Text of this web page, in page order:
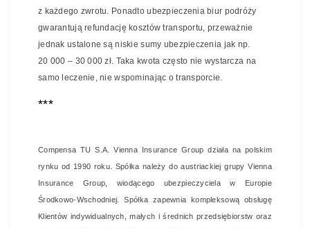
z każdego zwrotu. Ponadto ubezpieczenia biur podróży
gwarantują refundację kosztów transportu, przeważnie
jednak ustalone są niskie sumy ubezpieczenia jak np.
20 000 – 30 000 zł. Taka kwota często nie wystarcza na
samo leczenie, nie wspominając o transporcie.
***
Compensa TU S.A. Vienna Insurance Group działa na polskim
rynku od 1990 roku. Spółka należy do austriackiej grupy Vienna
Insurance Group, wiodącego ubezpieczyciela w Europie
Środkowo-Wschodniej.
Spółka zapewnia kompleksową obsługę
Klientów indywidualnych, małych i średnich przedsiębiorstw oraz